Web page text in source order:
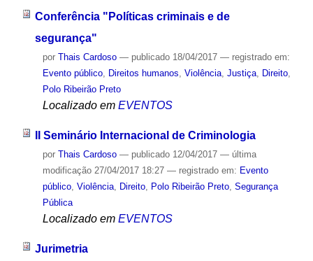
Conferência "Políticas criminais e de
segurança"
por Thais Cardoso — publicado18/04/2017 — registrado em:
Evento público, Direitos humanos, Violência, Justiça, Direito,
Polo Ribeirão Preto
Localizado em EVENTOS
II Seminário Internacional de Criminologia
por Thais Cardoso — publicado12/04/2017 — última
modificação27/04/2017 18:27 — registrado em: Evento
público, Violência, Direito, Polo Ribeirão Preto, Segurança
Pública
Localizado em EVENTOS
Jurimetria